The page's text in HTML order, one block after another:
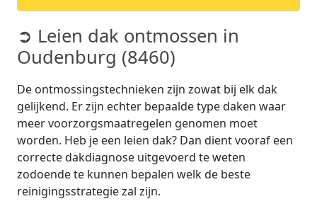
➲ Leien dak ontmossen in
Oudenburg (8460)
De ontmossingstechnieken zijn zowat bij elk dak
gelijkend. Er zijn echter bepaalde type daken waar
meer voorzorgsmaatregelen genomen moet
worden. Heb je een leien dak? Dan dient vooraf een
correcte dakdiagnose uitgevoerd te weten
zodoende te kunnen bepalen welk de beste
reinigingsstrategie zal zijn.